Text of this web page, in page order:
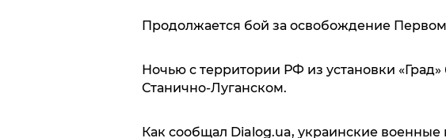
Продолжается бой за освобождение
Ночью с территории РФ из установки
Станично-Луганском.
Как сообщал Dialog.ua, украинские военные